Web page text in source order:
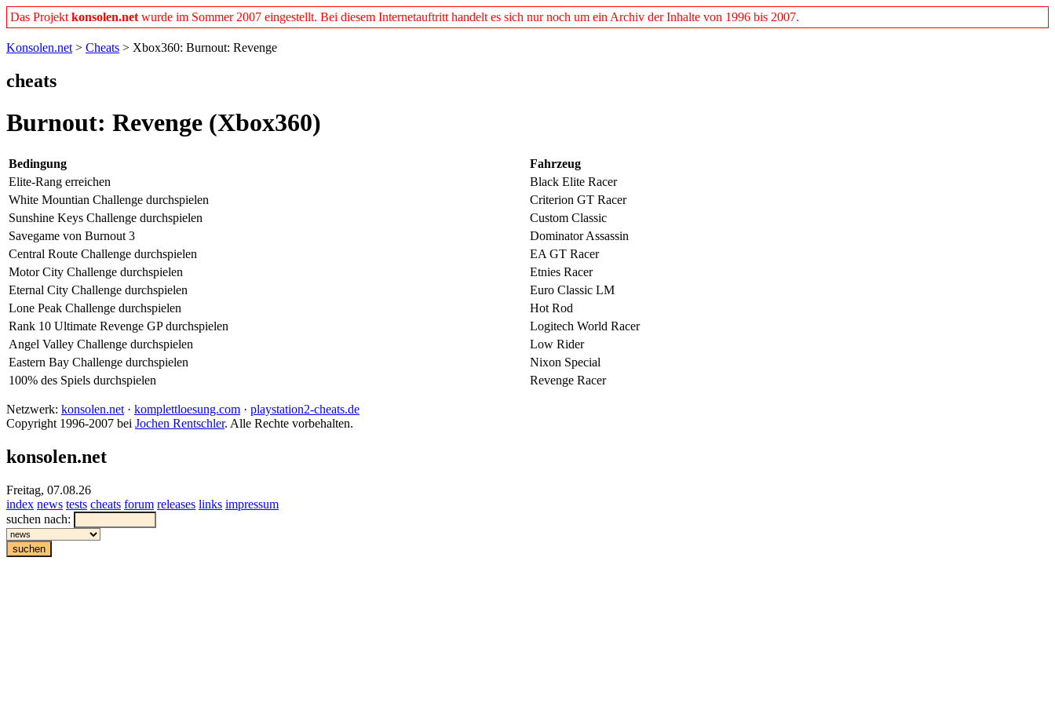
Das Projekt konsolen.net wurde im Sommer 2007 eingestellt. Bei diesem Internetauftritt handelt es sich nur noch um ein Archiv der Inhalte von 1996 bis 2007.
Konsolen.net > Cheats > Xbox360: Burnout: Revenge
cheats
Burnout: Revenge (Xbox360)
Bedingung
Fahrzeug
Elite-Rang erreichen
Black Elite Racer
White Mountian Challenge durchspielen
Criterion GT Racer
Sunshine Keys Challenge durchspielen
Custom Classic
Savegame von Burnout 3
Dominator Assassin
Central Route Challenge durchspielen
EA GT Racer
Motor City Challenge durchspielen
Etnies Racer
Eternal City Challenge durchspielen
Euro Classic LM
Lone Peak Challenge durchspielen
Hot Rod
Rank 10 Ultimate Revenge GP durchspielen
Logitech World Racer
Angel Valley Challenge durchspielen
Low Rider
Eastern Bay Challenge durchspielen
Nixon Special
100% des Spiels durchspielen
Revenge Racer
Netzwerk: konsolen.net · komplettloesung.com · playstation2-cheats.de
Copyright 1996-2007 bei Jochen Rentschler. Alle Rechte vorbehalten.
konsolen.net
Freitag, 07.08.26
index news tests cheats forum releases links impressum
suchen nach: